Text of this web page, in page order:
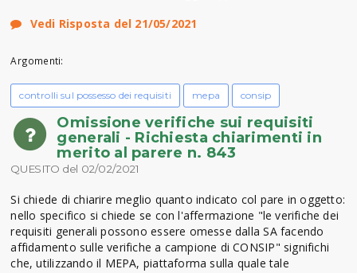
Vedi Risposta del 21/05/2021
Argomenti:
controlli sul possesso dei requisiti mepa consip
Omissione verifiche sui requisiti
generali - Richiesta chiarimenti in
merito al parere n. 843
QUESITO del 02/02/2021
Si chiede di chiarire meglio quanto indicato col pare in oggetto:
nello specifico si chiede se con l'affermazione "le verifiche dei
requisiti generali possono essere omesse dalla SA facendo
affidamento sulle verifiche a campione di CONSIP" significhi
che, utilizzando il MEPA, piattaforma sulla quale tale